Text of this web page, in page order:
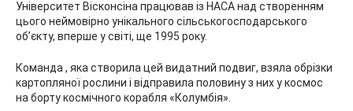
Університет Вісконсіна працював із НАСА над створенням
цього неймовірно унікального сільськогосподарського
об’єкту, вперше у світі, ще 1995 року.
Команда , яка створила цей видатний подвиг, взяла обрізки
картопляної рослини і відправила половину з них у космос
на борту космічного корабля «Колумбія».